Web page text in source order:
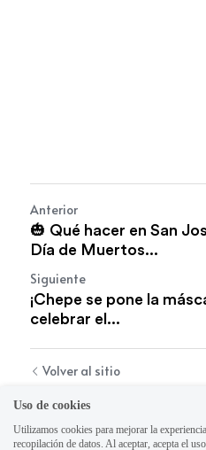
Anterior
🎃 Qué hacer en San
Día de Muertos...
Siguiente
¡Chepe se pone la
celebrar el...
Volver al sitio
Uso de cookies
Utilizamos cookies para mejorar la
recopilación de datos. Al aceptar, acepta el